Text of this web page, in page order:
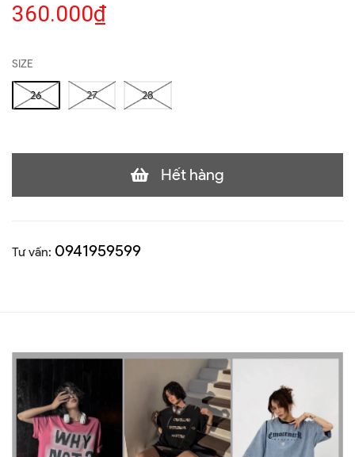
360.000₫
SIZE
26 27 28
Hết hàng
Tư vấn: 0941959599